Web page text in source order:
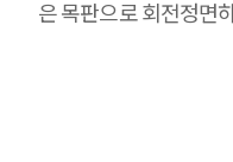
은 목판으로 회전정면